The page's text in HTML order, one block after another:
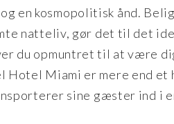
en kosmopolitisk ånd.
natteliv, gør det til det
du opmuntret til at være
Miami er mere end et
sine gæster ind i